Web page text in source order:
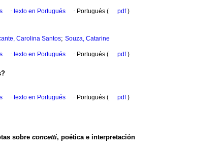
· texto en Portugués · Portugués ( pdf)
Carolina Santos; Souza, Catarine
· texto en Portugués · Portugués ( pdf)
· texto en Portugués · Portugués ( pdf)
sobre concetti, poética e interpretación